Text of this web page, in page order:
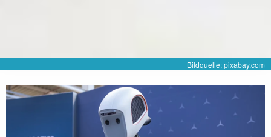
Bildquelle: pixabay.com